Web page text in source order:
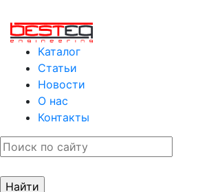
Каталог
Статьи
Новости
О нас
Контакты